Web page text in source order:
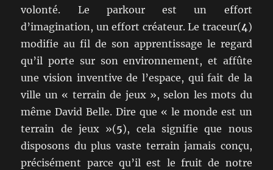
volonté. Le parkour est un effort
d’imagination, un effort créateur. Le traceur(4)
modifie au fil de son apprentissage le regard
qu’il porte sur son environnement, et affûte
une vision inventive de l’espace, qui fait de la
ville un « terrain de jeux », selon les mots du
même David Belle. Dire que « le monde est un
terrain de jeux »(5), cela signifie que nous
disposons du plus vaste terrain jamais conçu,
précisément parce qu’il est le fruit de notre